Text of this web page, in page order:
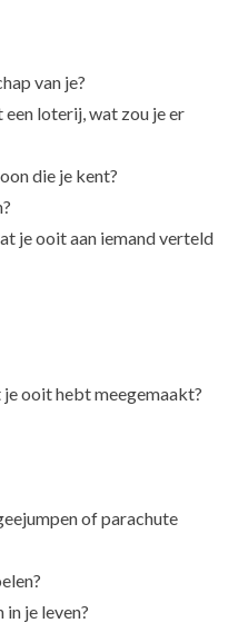
van je?
een loterij, wat zou je er
die je kent?
je ooit aan iemand verteld
ooit hebt meegemaakt?
of parachute
je leven?